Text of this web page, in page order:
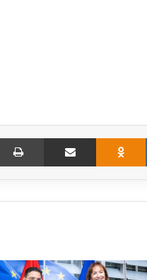
VKontakte
Odnoklassniki
Share via Email